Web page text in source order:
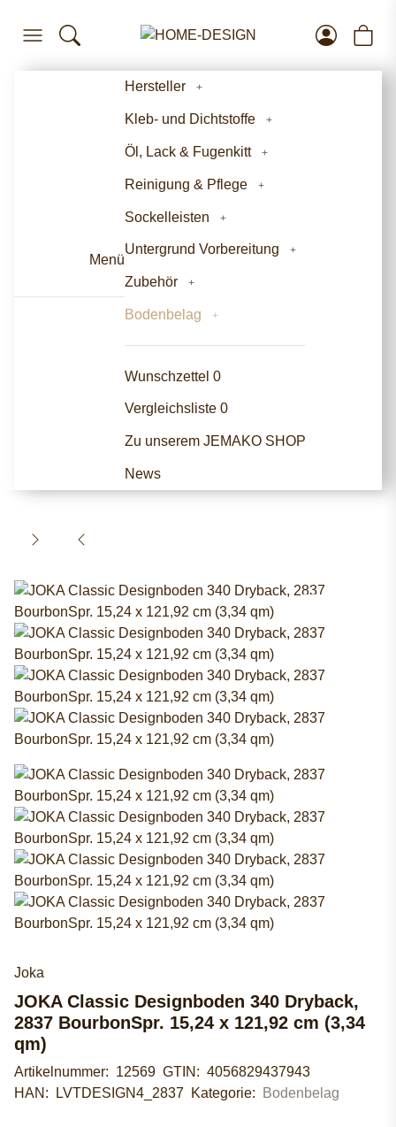
Menü
Hersteller
Kleb- und Dichtstoffe
Öl, Lack & Fugenkitt
Reinigung & Pflege
Sockelleisten
Untergrund Vorbereitung
Zubehör
Bodenbelag
Wunschzettel 0
Vergleichsliste 0
Zu unserem JEMAKO SHOP
News
Joka
JOKA Classic Designboden 340 Dryback,
2837 BourbonSpr. 15,24 x 121,92 cm (3,34
qm)
Artikelnummer: 12569 GTIN: 4056829437943
HAN:
LVTDESIGN4_2837 Kategorie: Bodenbelag